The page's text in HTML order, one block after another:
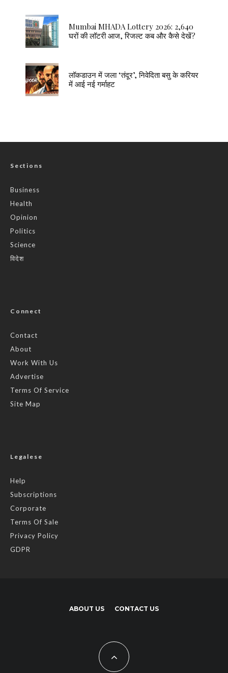
Mumbai MHADA Lottery 2026: 2,640
घरों की लॉटरी आज, रिजल्ट कब और कैसे देखें?
लॉकडाउन में जला ‘तंदूर’, निवेदिता बसु के करियर
में आई नई गर्माहट
Sections
Business
Health
Opinion
Politics
Science
विदेश
Connect
Contact
About
Work With Us
Advertise
Terms Of Service
Site Map
Legalese
Help
Subscriptions
Corporate
Terms Of Sale
Privacy Policy
GDPR
ABOUT US CONTACT US